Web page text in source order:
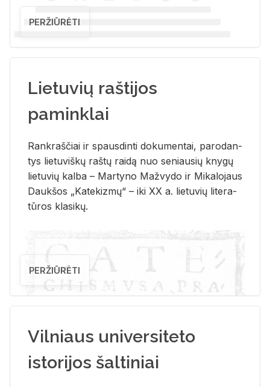
PERŽIŪRĖTI
Lietuvių raštijos
paminklai
Rank­raš­čiai ir spaus­din­ti do­ku­men­tai, pa­ro­dan­
tys lie­tu­viš­kų raš­tų rai­dą nuo se­niau­sių kny­gų
lie­tu­vių kal­ba – Mar­ty­no Ma­žvy­do ir Mi­ka­lo­jaus
Dauk­šos „Ka­te­kiz­mų“ – iki XX a. lie­tu­vių li­te­ra­
tū­ros kla­si­kų.
PERŽIŪRĖTI
Vilniaus universiteto
istorijos šaltiniai